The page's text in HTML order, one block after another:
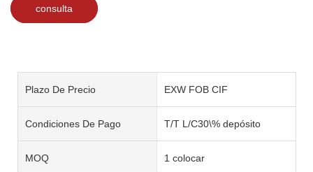
consulta
Plazo De Precio EXW FOB CIF
Condiciones De Pago T/T L/C30\% depósito
MOQ 1 colocar